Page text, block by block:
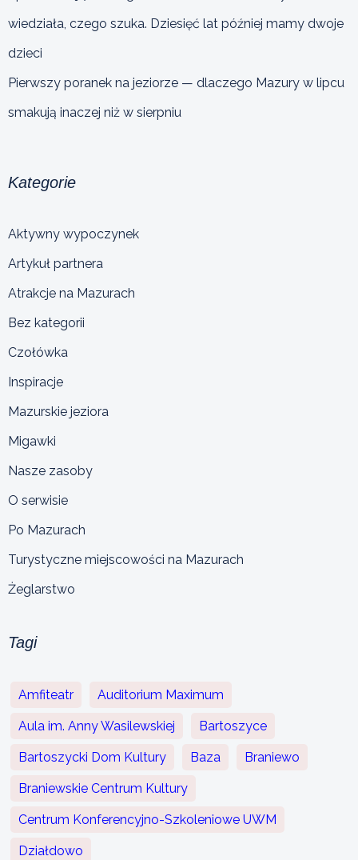
wiedziała, czego szuka. Dziesięć lat później mamy dwoje
dzieci
Pierwszy poranek na jeziorze — dlaczego Mazury w lipcu
smakują inaczej niż w sierpniu
Kategorie
Aktywny wypoczynek
Artykuł partnera
Atrakcje na Mazurach
Bez kategorii
Czołówka
Inspiracje
Mazurskie jeziora
Migawki
Nasze zasoby
O serwisie
Po Mazurach
Turystyczne miejscowości na Mazurach
Żeglarstwo
Tagi
Amfiteatr Auditorium Maximum
Aula im. Anny Wasilewskiej Bartoszyce
Bartoszycki Dom Kultury Baza Braniewo
Braniewskie Centrum Kultury
Centrum Konferencyjno-Szkoleniowe UWM
Działdowo